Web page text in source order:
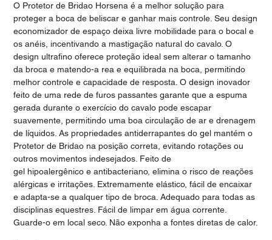
O Protetor de Bridao Horsena é a melhor solução para
proteger a boca de beliscar e ganhar mais controle. Seu design
economizador de espaço deixa livre mobilidade para o bocal e
os anéis, incentivando a mastigação natural do cavalo. O
design ultrafino oferece proteção ideal sem alterar o tamanho
da broca e matendo-a rea e equilibrada na boca, permitindo
melhor controle e capacidade de resposta. O design inovador
feito de uma rede de furos passantes garante que a espuma
gerada durante o exercício do cavalo pode escapar
suavemente, permitindo uma boa circulação de ar e drenagem
de líquidos. As propriedades antiderrapantes do gel mantém o
Protetor de Bridao na posição correta, evitando rotações ou
outros movimentos indesejados. Feito de
gel hipoalergênico e antibacteriano, elimina o risco de reações
alérgicas e irritações. Extremamente elástico, fácil de encaixar
e adapta-se a qualquer tipo de broca. Adequado para todas as
disciplinas equestres. Fácil de limpar em água corrente.
Guarde-o em local seco. Não exponha a fontes diretas de calor.